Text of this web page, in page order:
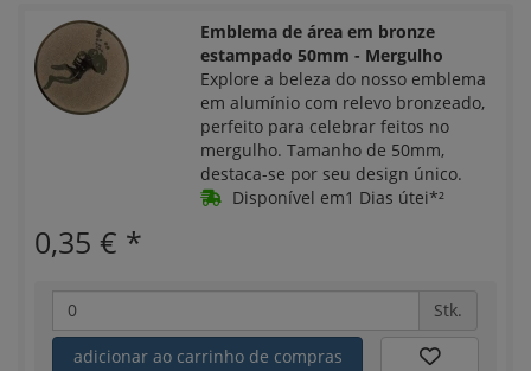
Emblema de área em bronze
estampado 50mm - Mergulho
Explore a beleza do nosso emblema
em alumínio com relevo bronzeado,
perfeito para celebrar feitos no
mergulho. Tamanho de 50mm,
destaca-se por seu design único.
Disponível em1 Dias útei*²
0,35 € *
Stk.
adicionar ao carrinho de compras